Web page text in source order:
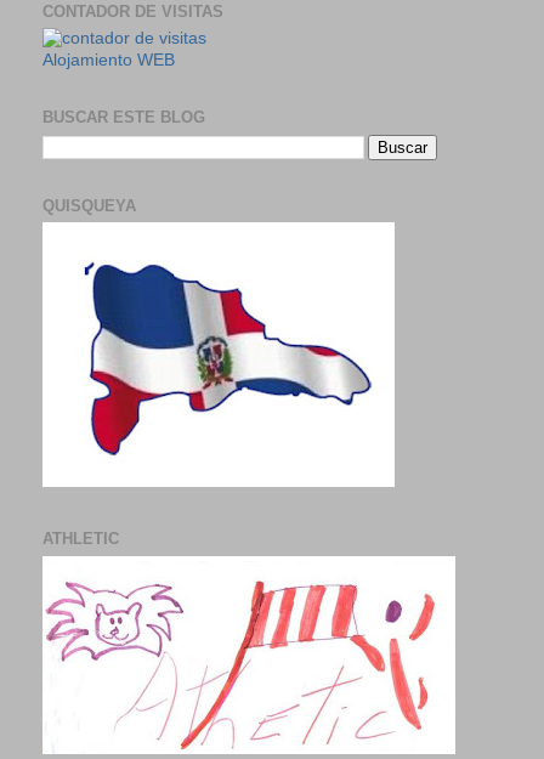
CONTADOR DE VISITAS
Alojamiento WEB
BUSCAR ESTE BLOG
QUISQUEYA
ATHLETIC